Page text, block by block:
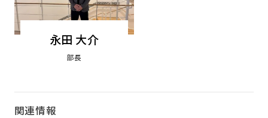
永田 大介
部長
関連情報